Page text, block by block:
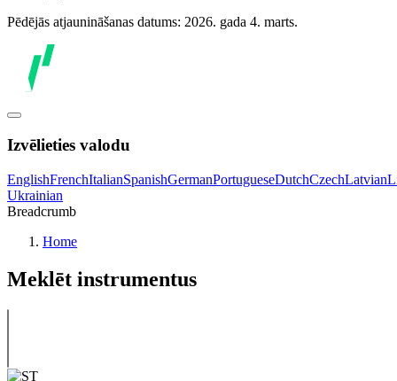
Pēdējās atjaunināšanas datums: 2026. gada 4. marts.
Izvēlieties valodu
EnglishFrenchItalianSpanishGermanPortugueseDutchCzechLatvian
Ukrainian
Breadcrumb
Home
Meklēt instrumentus